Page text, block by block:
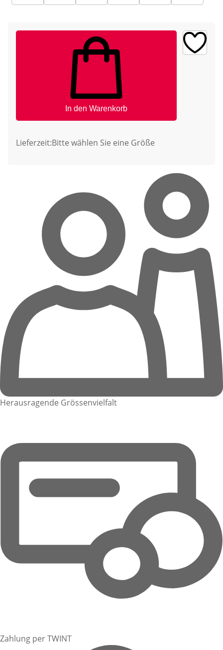
In den Warenkorb
Lieferzeit:Bitte wählen Sie eine Größe
Herausragende Grössenvielfalt
Zahlung per TWINT